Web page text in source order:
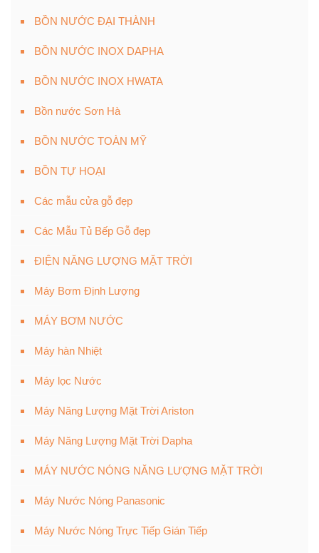
BỒN NƯỚC ĐẠI THÀNH
BỒN NƯỚC INOX DAPHA
BỒN NƯỚC INOX HWATA
Bồn nước Sơn Hà
BỒN NƯỚC TOÀN MỸ
BỒN TỰ HOẠI
Các mẫu cửa gỗ đẹp
Các Mẫu Tủ Bếp Gỗ đẹp
ĐIỆN NĂNG LƯỢNG MẶT TRỜI
Máy Bơm Định Lượng
MÁY BƠM NƯỚC
Máy hàn Nhiệt
Máy lọc Nước
Máy Năng Lượng Mặt Trời Ariston
Máy Năng Lượng Mặt Trời Dapha
MÁY NƯỚC NÓNG NĂNG LƯỢNG MẶT TRỜI
Máy Nước Nóng Panasonic
Máy Nước Nóng Trực Tiếp Gián Tiếp